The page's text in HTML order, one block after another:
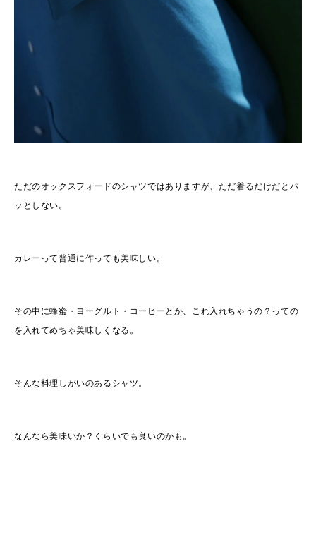
ただのオックスフォードのシャツではありますが、ただ着るだけだとパ
ッとしない。
カレーって普通に作っても美味しい。
その中に蜂蜜・ヨーグルト・コーヒーとか、これ入れちゃうの？っての
を入れてめちゃ美味しくなる。
そんな料理しがいのあるシャツ。
なんなら美味いか？くらいでも良いのかも。